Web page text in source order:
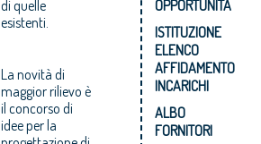
di quelle
esistenti.
La novità di
maggior rilievo è
il concorso di
idee per la
OPPORTUNITÀ
ISTITUZIONE
ELENCO
AFFIDAMENTO
INCARICHI
ALBO
FORNITORI